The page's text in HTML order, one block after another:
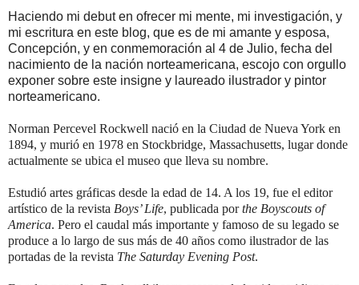
Haciendo mi debut en ofrecer mi mente, mi investigación, y
mi escritura en este blog, que es de mi amante y esposa,
Concepción, y en conmemoración al 4 de Julio, fecha del
nacimiento de la nación norteamericana, escojo con orgullo
exponer sobre este insigne y laureado ilustrador y pintor
norteamericano.
Norman Percevel Rockwell nació en la Ciudad de Nueva York en
1894, y murió en 1978 en Stockbridge, Massachusetts, lugar donde
actualmente se ubica el museo que lleva su nombre.
Estudió artes gráficas desde la edad de 14. A los 19, fue el editor
artístico de la revista Boys’ Life, publicada porthe Boyscouts of
America. Pero el caudal más importante y famoso de su legado se
produce a lo largo de sus más de 40 años como ilustrador de las
portadas de la revista The Saturday Evening Post.